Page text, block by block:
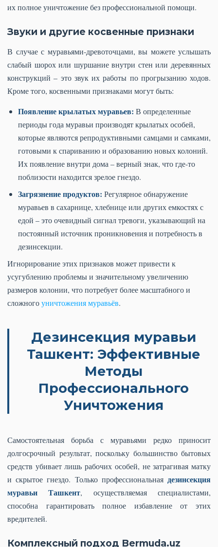
их полное уничтожение без профессиональной помощи.
Звуки и другие косвенные признаки
В случае с муравьями-древоточцами, вы можете услышать
слабый шорох или шуршание внутри стен или деревянных
конструкций – это звук их работы по прогрызанию ходов.
Кроме того, косвенными признаками могут быть:
Появление крылатых муравьев: В определенные
периоды года муравьи производят крылатых особей,
которые являются репродуктивными самцами и самками,
готовыми к спариванию и образованию новых колоний.
Их появление внутри дома – верный знак, что где-то
поблизости находится зрелое гнездо.
Загрязнение продуктов: Регулярное обнаружение
муравьев в сахарнице, хлебнице или других емкостях с
едой – это очевидный сигнал тревоги, указывающий на
постоянный источник проникновения и потребность в
дезинсекции.
Игнорирование этих признаков может привести к
усугублению проблемы и значительному увеличению
размеров колонии, что потребует более масштабного и
сложногоуничтожения муравьёв.
Дезинсекция муравьи
Ташкент: Эффективные
Методы
Профессионального
Уничтожения
Самостоятельная борьба с муравьями редко приносит
долгосрочный результат, поскольку большинство бытовых
средств убивает лишь рабочих особей, не затрагивая матку
и скрытое гнездо. Только профессиональная дезинсекция
муравьи Ташкент, осуществляемая специалистами,
способна гарантировать полное избавление от этих
вредителей.
Комплексный подход Bermuda.uz